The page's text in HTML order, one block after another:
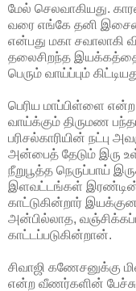
மேல் செலவாகியது.
வரை எங்கே தனி
என்பது மகா சவாலாகி
தலைசிறந்த
பெரும் வாய்ப்பும்
பெரிய மாப்பிள்ளை என்ற
வாய்க்கும் திருமண
பரிசல்காரியின் நட்பு
அன்பைத் தேடும் இரு
நீறுபூத்த நெருப்பாய்
இளவட்டங்கள் இரண்டின்
காட்டுகின்றார்
அன்பில்லாத,
காட்டப்படுகின்றான்.
சிவாஜி கணேசனுக்கு
என்ற வீணர்களின்